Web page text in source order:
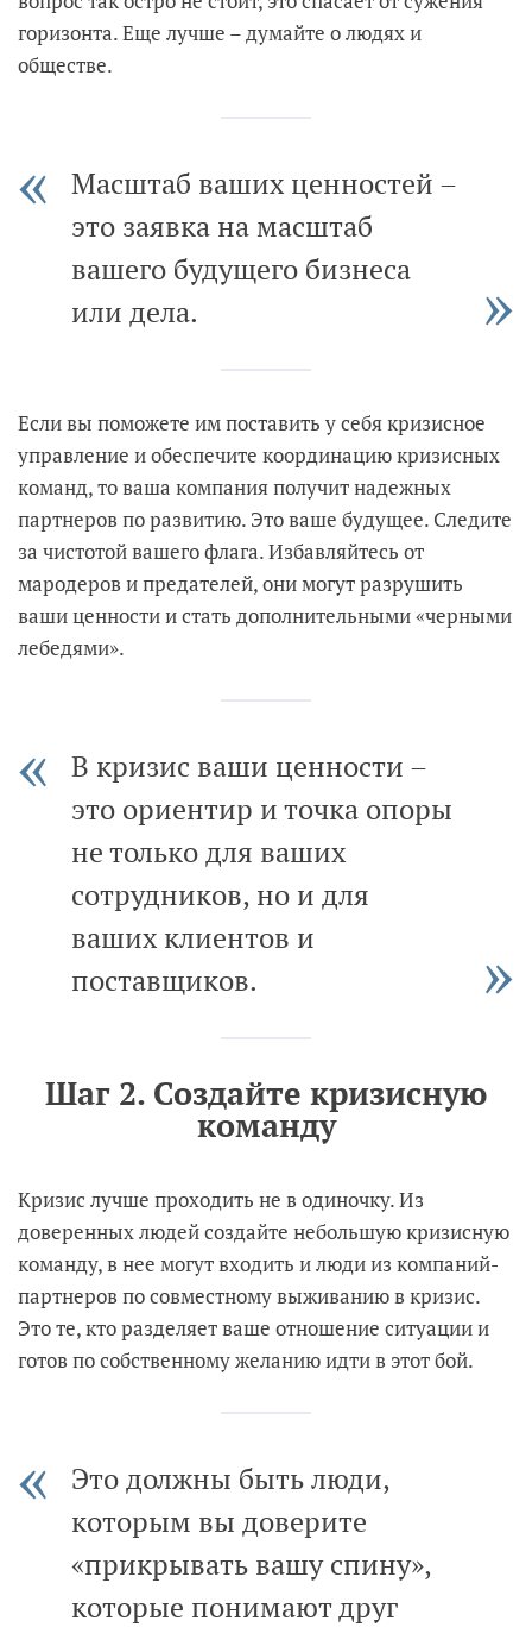
горизонта. Еще лучше – думайте о людях и
обществе.
Масштаб ваших ценностей –
это заявка на масштаб
вашего будущего бизнеса
или дела.
Если вы поможете им поставить у себя кризисное
управление и обеспечите координацию кризисных
команд, то ваша компания получит надежных
партнеров по развитию. Это ваше будущее. Следите
за чистотой вашего флага. Избавляйтесь от
мародеров и предателей, они могут разрушить
ваши ценности и стать дополнительными «черными
лебедями».
В кризис ваши ценности –
это ориентир и точка опоры
не только для ваших
сотрудников, но и для
ваших клиентов и
поставщиков.
Шаг 2. Создайте кризисную
команду
Кризис лучше проходить не в одиночку. Из
доверенных людей создайте небольшую кризисную
команду, в нее могут входить и люди из компаний-
партнеров по совместному выживанию в кризис.
Это те, кто разделяет ваше отношение ситуации и
готов по собственному желанию идти в этот бой.
Это должны быть люди,
которым вы доверите
«прикрывать вашу спину»,
которые понимают друг